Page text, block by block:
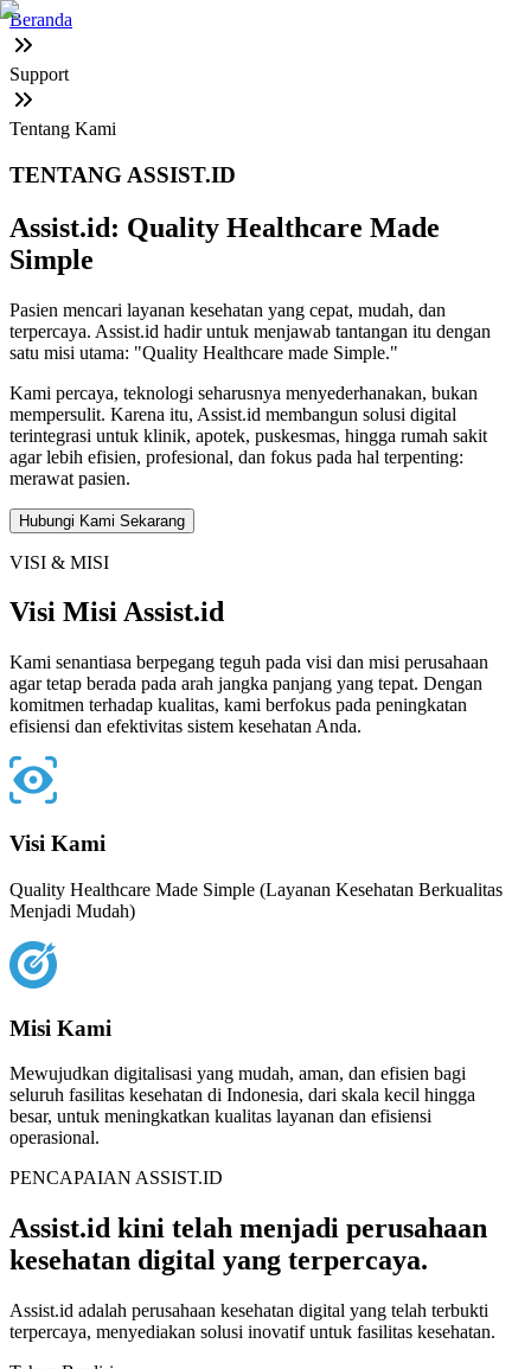
Beranda
Support
Tentang Kami
TENTANG ASSIST.ID
Assist.id: Quality Healthcare Made
Simple
Pasien mencari layanan kesehatan yang cepat, mudah, dan
terpercaya. Assist.id hadir untuk menjawab tantangan itu dengan
satu misi utama: "Quality Healthcare made Simple."
Kami percaya, teknologi seharusnya menyederhanakan, bukan
mempersulit. Karena itu, Assist.id membangun solusi digital
terintegrasi untuk klinik, apotek, puskesmas, hingga rumah sakit
agar lebih efisien, profesional, dan fokus pada hal terpenting:
merawat pasien.
Hubungi Kami Sekarang
VISI & MISI
Visi MisiAssist.id
Kami senantiasa berpegang teguh pada visi dan misi perusahaan
agar tetap berada pada arah jangka panjang yang tepat. Dengan
komitmen terhadap kualitas, kami berfokus pada peningkatan
efisiensi dan efektivitas sistem kesehatan Anda.
Visi Kami
Quality Healthcare Made Simple (Layanan Kesehatan Berkualitas
Menjadi Mudah)
Misi Kami
Mewujudkan digitalisasi yang mudah, aman, dan efisien bagi
seluruh fasilitas kesehatan di Indonesia, dari skala kecil hingga
besar, untuk meningkatkan kualitas layanan dan efisiensi
operasional.
PENCAPAIAN ASSIST.ID
Assist.id kini telah menjadi perusahaan
kesehatan digital yang terpercaya.
Assist.id adalah perusahaan kesehatan digital yang telah terbukti
terpercaya, menyediakan solusi inovatif untuk fasilitas kesehatan.